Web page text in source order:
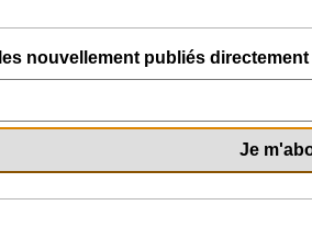
nouvellement publiés